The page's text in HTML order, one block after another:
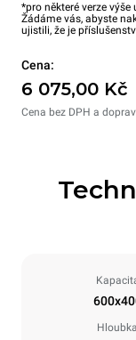
*pro některé verze
Žádáme vás, abyste
ujistili, že je
Cena:
6 075,00 Kč
Cena bez DPH a
Hloubka